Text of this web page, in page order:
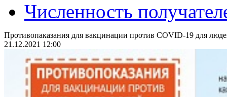
Численность
Противопаказания для вакцинации против COVID-19 для
21.12.2021 12:00